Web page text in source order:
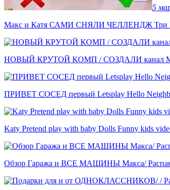
5
Макс и Катя САМИ СНЯЛИ ЧЕЛЛЕНДЖ Три
НОВЫЙ КРУТОЙ КОМП / СОЗДАЛИ канал
ПРИВЕТ СОСЕД первый Letsplay Hello
Katy Pretend play with baby Dolls Funny kids
Обзор Гаража и ВСЕ МАШИНЫ Макса/